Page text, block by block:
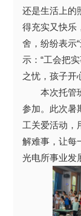
还是生活上的
得充实又快乐
舍，纷纷表示
示：“工会把
之忧，孩子开
本次托管
参加。此次暑
工关爱活动，
解难事，让每
光电所事业发